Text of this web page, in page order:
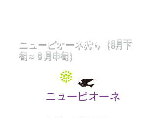
ニューピオーネ狩り
（8月下
旬～９月中旬）
ニュー​ピオーネ